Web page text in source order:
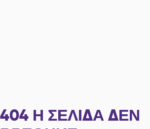
404 Η ΣΕΛΊΔΑ ΔΕΝ